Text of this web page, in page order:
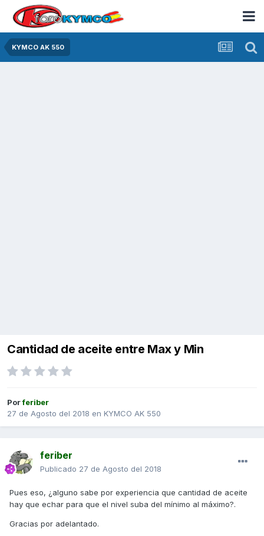
KYMCO AK 550
Cantidad de aceite entre Max y Min
Porferiber
27 de Agosto del 2018 en KYMCO AK 550
feriber
Publicado 27 de Agosto del 2018
Pues eso, ¿alguno sabe por experiencia que cantidad de aceite
hay que echar para que el nivel suba del mínimo al máximo?.
Gracias por adelantado.